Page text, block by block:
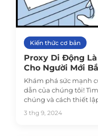
Kiến thức cơ bản
Proxy Di Động
Cho Người Mới
Khám phá sức mạnh
dẫn của chúng tôi!
chúng và cách thiết
tốt nhất, thậm chí
đầu ngay!
3 thg 9, 2024